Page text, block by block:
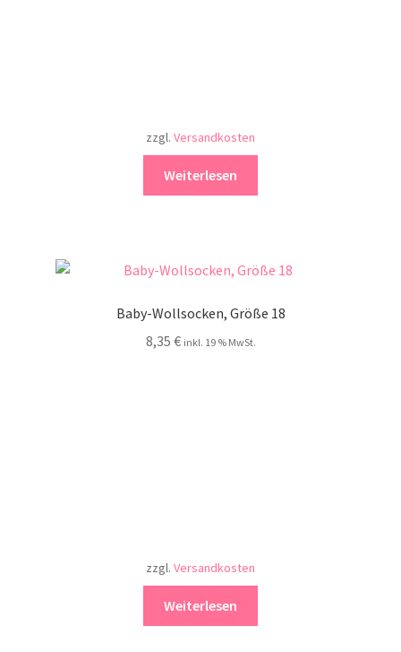
zzgl. Versandkosten
Weiterlesen
Baby-Wollsocken, Größe 18
8,35 € inkl. 19 % MwSt.
zzgl. Versandkosten
Weiterlesen